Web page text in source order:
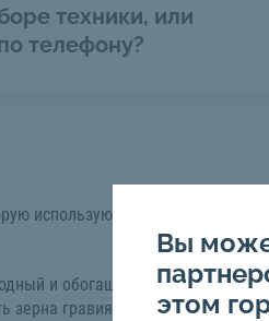
техники, или
телефону?
используют в качестве
и обогащенный. Согласно
зерна гравия больше 5 мм не
Вы
этом